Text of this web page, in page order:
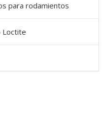
para rodamientos
Loctite